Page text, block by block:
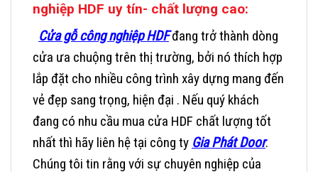
nghiệp HDF uy tín- chất lượng cao:
Cửa gỗ công nghiệp HDFđang trở thành dòng
cửa ưa chuộng trên thị trường, bởi nó thích hợp
lắp đặt cho nhiều công trình xây dựng mang đến
vẻ đẹp sang trọng, hiện đại . Nếu quý khách
đang có nhu cầu mua cửa HDF chất lượng tốt
nhất thì hãy liên hệ tại công ty Gia Phát Door.
Chúng tôi tin rằng với sự chuyên nghiệp của